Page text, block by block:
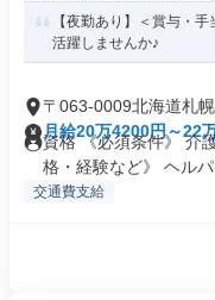
【夜勤あり】＜賞与・
活躍しませんか♪
〒063-0009北海道札
月給20万4200円～22
資格 《必須条件》 介
格・経験など》 ヘルパ
交通費支給